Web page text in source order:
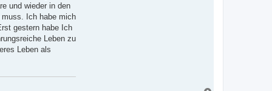
und wieder in den
Ich habe mich
gestern habe Ich
Leben zu
Leben als